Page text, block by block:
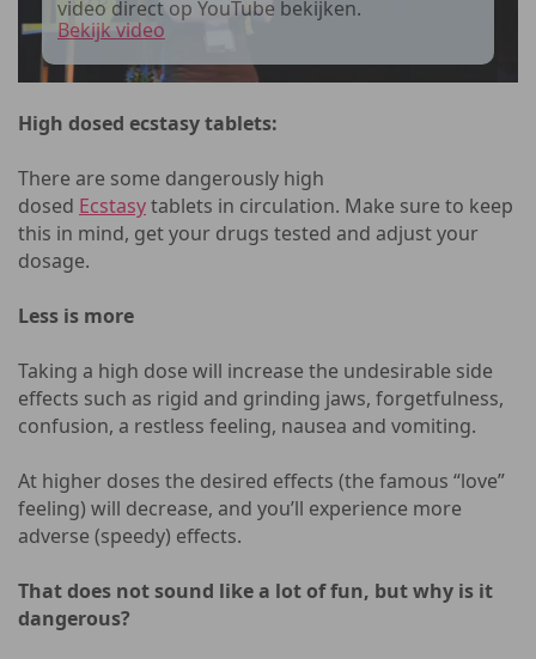
video direct op YouTube bekijken.
Bekijk video
High dosed ecstasy tablets:
There are some dangerously high
dosed Ecstasytablets in circulation. Make sure to keep
this in mind, get your drugs tested and adjust your
dosage.
Less is more
Taking a high dose will increase the undesirable side
effects such as rigid and grinding jaws, forgetfulness,
confusion, a restless feeling, nausea and vomiting.
At higher doses the desired effects (the famous “love”
feeling) will decrease, and you’ll experience more
adverse (speedy) effects.
That does not sound like a lot of fun, but why is it
dangerous?